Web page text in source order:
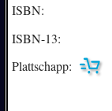
ISBN:
ISBN-13:
Plattschapp: